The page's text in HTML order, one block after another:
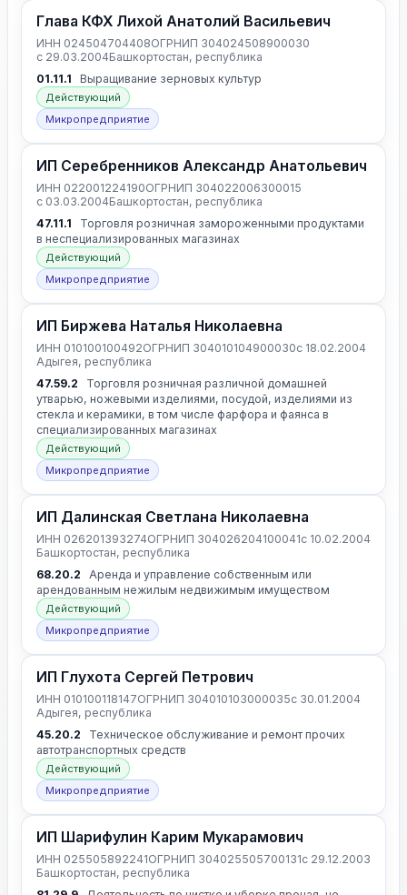
Глава КФХ Лихой Анатолий Васильевич
ИНН 024504704408ОГРНИП 304024508900030
с 29.03.2004Башкортостан, республика
01.11.1
Выращивание зерновых культур
Действующий
Микропредприятие
ИП Серебренников Александр Анатольевич
ИНН 022001224190ОГРНИП 304022006300015
с 03.03.2004Башкортостан, республика
47.11.1
Торговля розничная замороженными продуктами
в неспециализированных магазинах
Действующий
Микропредприятие
ИП Биржева Наталья Николаевна
ИНН 010100100492ОГРНИП 304010104900030с 18.02.2004
Адыгея, республика
47.59.2
Торговля розничная различной домашней
утварью, ножевыми изделиями, посудой, изделиями из
стекла и керамики, в том числе фарфора и фаянса в
специализированных магазинах
Действующий
Микропредприятие
ИП Далинская Светлана Николаевна
ИНН 026201393274ОГРНИП 304026204100041с 10.02.2004
Башкортостан, республика
68.20.2
Аренда и управление собственным или
арендованным нежилым недвижимым имуществом
Действующий
Микропредприятие
ИП Глухота Сергей Петрович
ИНН 010100118147ОГРНИП 304010103000035с 30.01.2004
Адыгея, республика
45.20.2
Техническое обслуживание и ремонт прочих
автотранспортных средств
Действующий
Микропредприятие
ИП Шарифулин Карим Мукарамович
ИНН 025505892241ОГРНИП 304025505700131с 29.12.2003
Башкортостан, республика